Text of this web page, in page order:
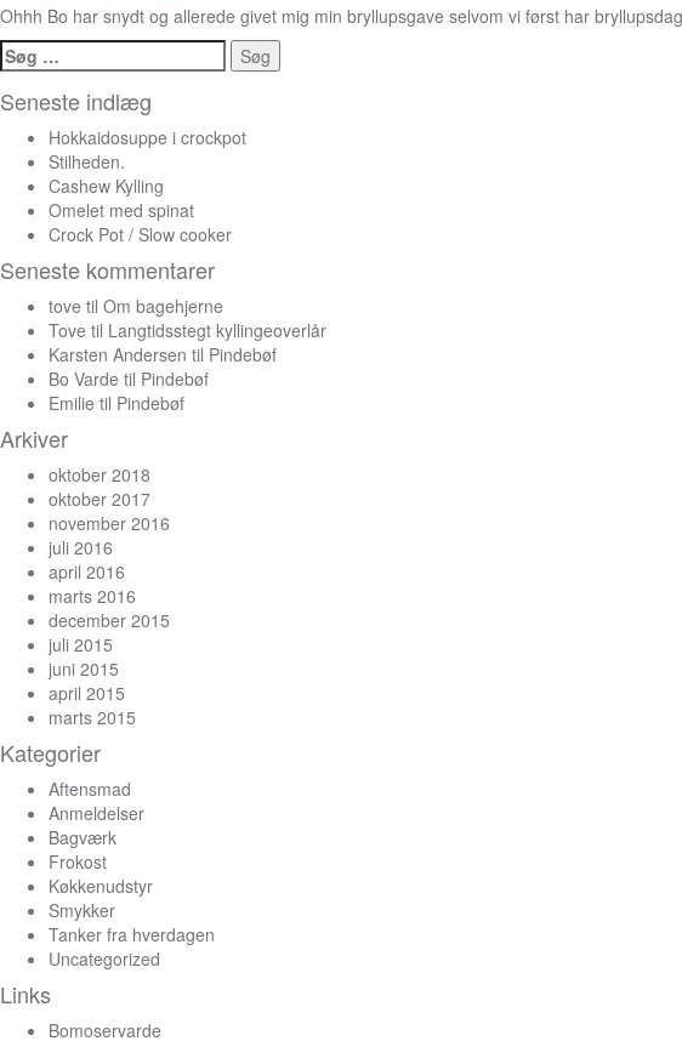
Ohhh Bo har snydt og allerede givet mig min bryllupsgave selvom vi først har
Søg
efter:
Seneste indlæg
Hokkaidosuppe i crockpot
Stilheden.
Cashew Kylling
Omelet med spinat
Crock Pot / Slow cooker
Seneste kommentarer
tove til Om bagehjerne
Tove til Langtidsstegt kyllingeoverlår
Karsten Andersen til Pindebøf
Bo Varde til Pindebøf
Emilie til Pindebøf
Arkiver
oktober 2018
oktober 2017
november 2016
juli 2016
april 2016
marts 2016
december 2015
juli 2015
juni 2015
april 2015
marts 2015
Kategorier
Aftensmad
Anmeldelser
Bagværk
Frokost
Køkkenudstyr
Smykker
Tanker fra hverdagen
Uncategorized
Links
Bomoservarde